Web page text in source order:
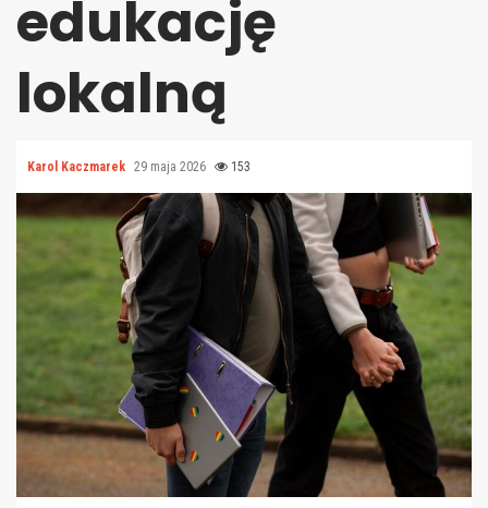
edukację
lokalną
Karol Kaczmarek 29 maja 2026 153